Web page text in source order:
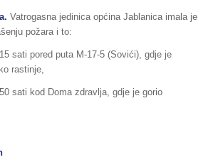
Vatrogasna jedinica općina Jablanica imala je
požara i to:
sati pored puta M-17-5 (Sovići), gdje je
rastinje,
sati kod Doma zdravlja, gdje je gorio